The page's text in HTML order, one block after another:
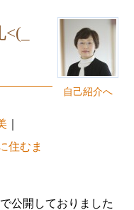
自己紹介へ
住むま
公開しておりました